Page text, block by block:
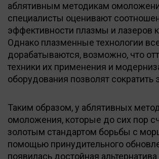
аблятивным методикам
специалисты оценивают
эффективности плазмы и лазеров
Однако плазменные технологии
дорабатываются, возможно, что
техники их применения и
оборудования позволят сократить
Таким образом, у аблятивных
омоложения, которые до сих пор
золотым стандартом борьбы с
помощью принудительного
появилась достойная